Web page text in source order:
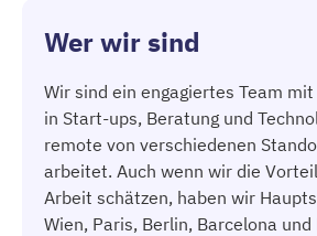
Wer wir sind
Wir sind ein engagiertes Team
in Start-ups, Beratung und
remote von verschiedenen
arbeitet. Auch wenn wir die
Arbeit schätzen, haben wir
Wien, Paris, Berlin, Barcelona